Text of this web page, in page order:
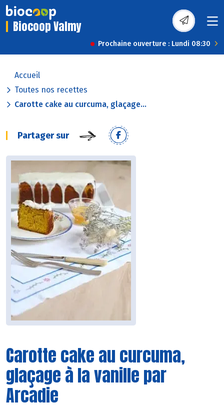
Biocoop Valmy
Prochaine ouverture : Lundi 08:30
Accueil
Toutes nos recettes
Carotte cake au curcuma, glaçage...
Partager sur
Carotte cake au curcuma,
glaçage à la vanille par
Arcadie